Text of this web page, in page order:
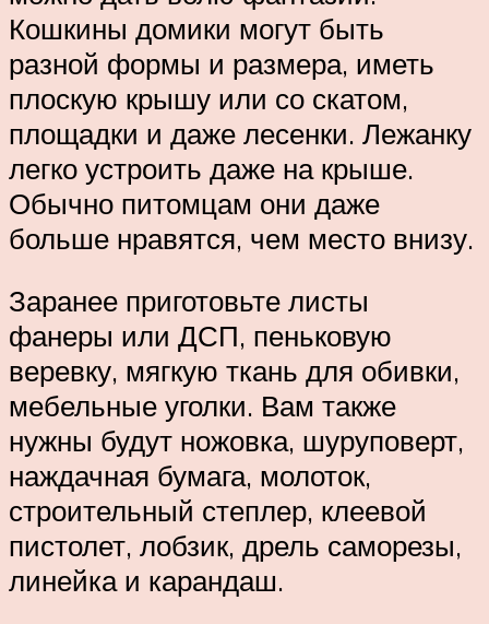
Кошкины домики могут быть
разной формы и размера, иметь
плоскую крышу или со скатом,
площадки и даже лесенки. Лежанку
легко устроить даже на крыше.
Обычно питомцам они даже
больше нравятся, чем место внизу.
Заранее приготовьте листы
фанеры или ДСП, пеньковую
веревку, мягкую ткань для обивки,
мебельные уголки. Вам также
нужны будут ножовка, шуруповерт,
наждачная бумага, молоток,
строительный степлер, клеевой
пистолет, лобзик, дрель саморезы,
линейка и карандаш.